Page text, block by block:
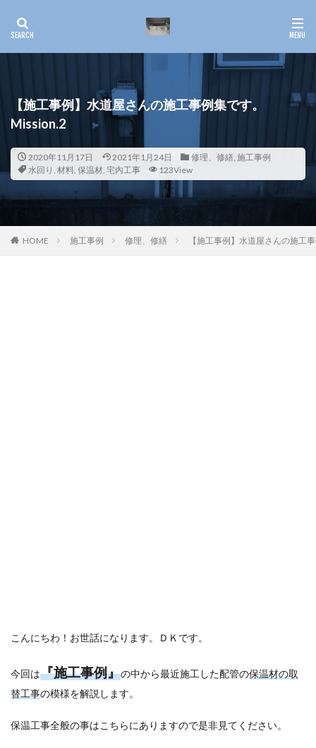
【施工事例】水道屋さんの施工事例集です。
Mission.2
2020年11月17日 2021年1月24日 修理、修繕, 施工事例
水回り , 材料, 保温材, 宅内工事 123View
HOME 施工事例 修理、修繕 【施工事例】水道屋さんの施工
こんにちわ！お世話になります。ＤＫです。
今回は『施工事例』の中から最近施工した配管の保温材の取
替工事の模様を解説します。
保温工事全般の事はこちらにありますので是非見てください。